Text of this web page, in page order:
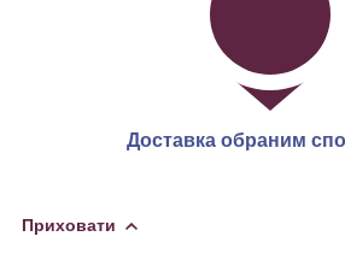
Доставка обраним
Приховати